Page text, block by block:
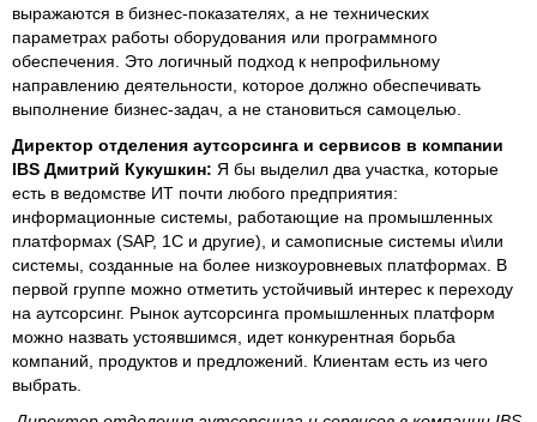
выражаются в бизнес-показателях, а не технических
параметрах работы оборудования или программного
обеспечения. Это логичный подход к непрофильному
направлению деятельности, которое должно обеспечивать
выполнение бизнес-задач, а не становиться самоцелью.
Директор отделения аутсорсинга и сервисов в компании
IBS Дмитрий Кукушкин: Я бы выделил два участка, которые
есть в ведомстве ИТ почти любого предприятия:
информационные системы, работающие на промышленных
платформах (SAP, 1C и другие), и самописные системы и\или
системы, созданные на более низкоуровневых платформах. В
первой группе можно отметить устойчивый интерес к переходу
на аутсорсинг. Рынок аутсорсинга промышленных платформ
можно назвать устоявшимся, идет конкурентная борьба
компаний, продуктов и предложений. Клиентам есть из чего
выбрать.